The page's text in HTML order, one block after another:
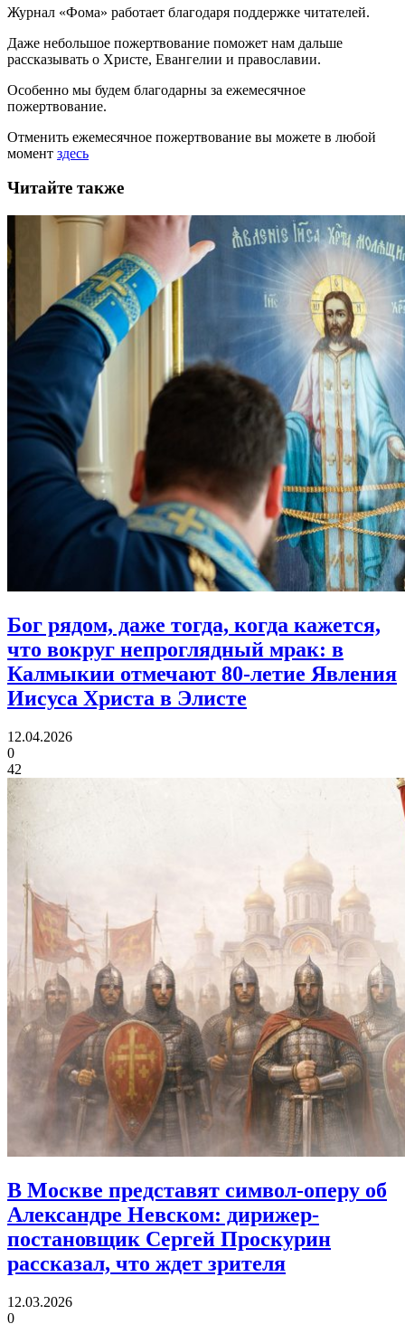
Журнал «Фома» работает благодаря поддержке читателей.
Даже небольшое пожертвование поможет нам дальше
рассказывать о Христе, Евангелии и православии.
Особенно мы будем благодарны за ежемесячное
пожертвование.
Отменить ежемесячное пожертвование вы можете в любой
момент здесь
Читайте также
Бог рядом, даже тогда, когда кажется,
что вокруг непроглядный мрак: в
Калмыкии отмечают 80‑летие Явления
Иисуса Христа в Элисте
12.04.2026
0
42
В Москве представят символ-оперу об
Александре Невском: дирижер-
постановщик Сергей Проскурин
рассказал, что ждет зрителя
12.03.2026
0